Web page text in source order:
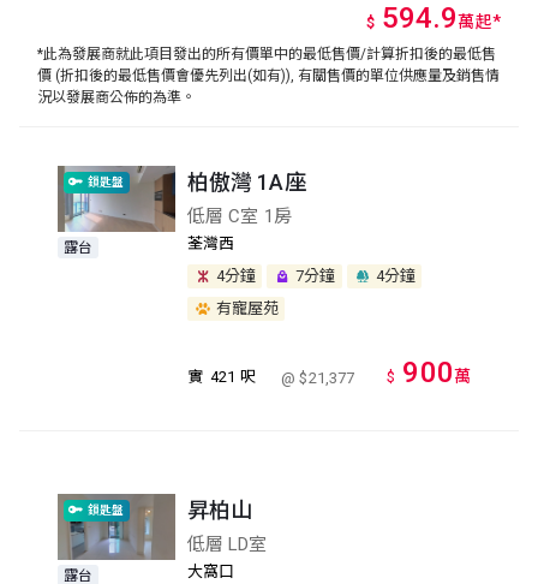
$ 594.9萬起*
*此為發展商就此項目發出的所有價單中的最低售價/計算折扣後的最低售
價 (折扣後的最低售價會優先列出(如有)), 有關售價的單位供應量及銷售情
況以發展商公佈的為準。
鎖匙盤
露台
柏傲灣 1A座
低層 C室 1房
荃灣西
4分鐘
7分鐘
4分鐘
有寵屋苑
實 421 呎 @ $21,377 $ 900萬
鎖匙盤
露台
昇柏山
低層 LD室
大窩口